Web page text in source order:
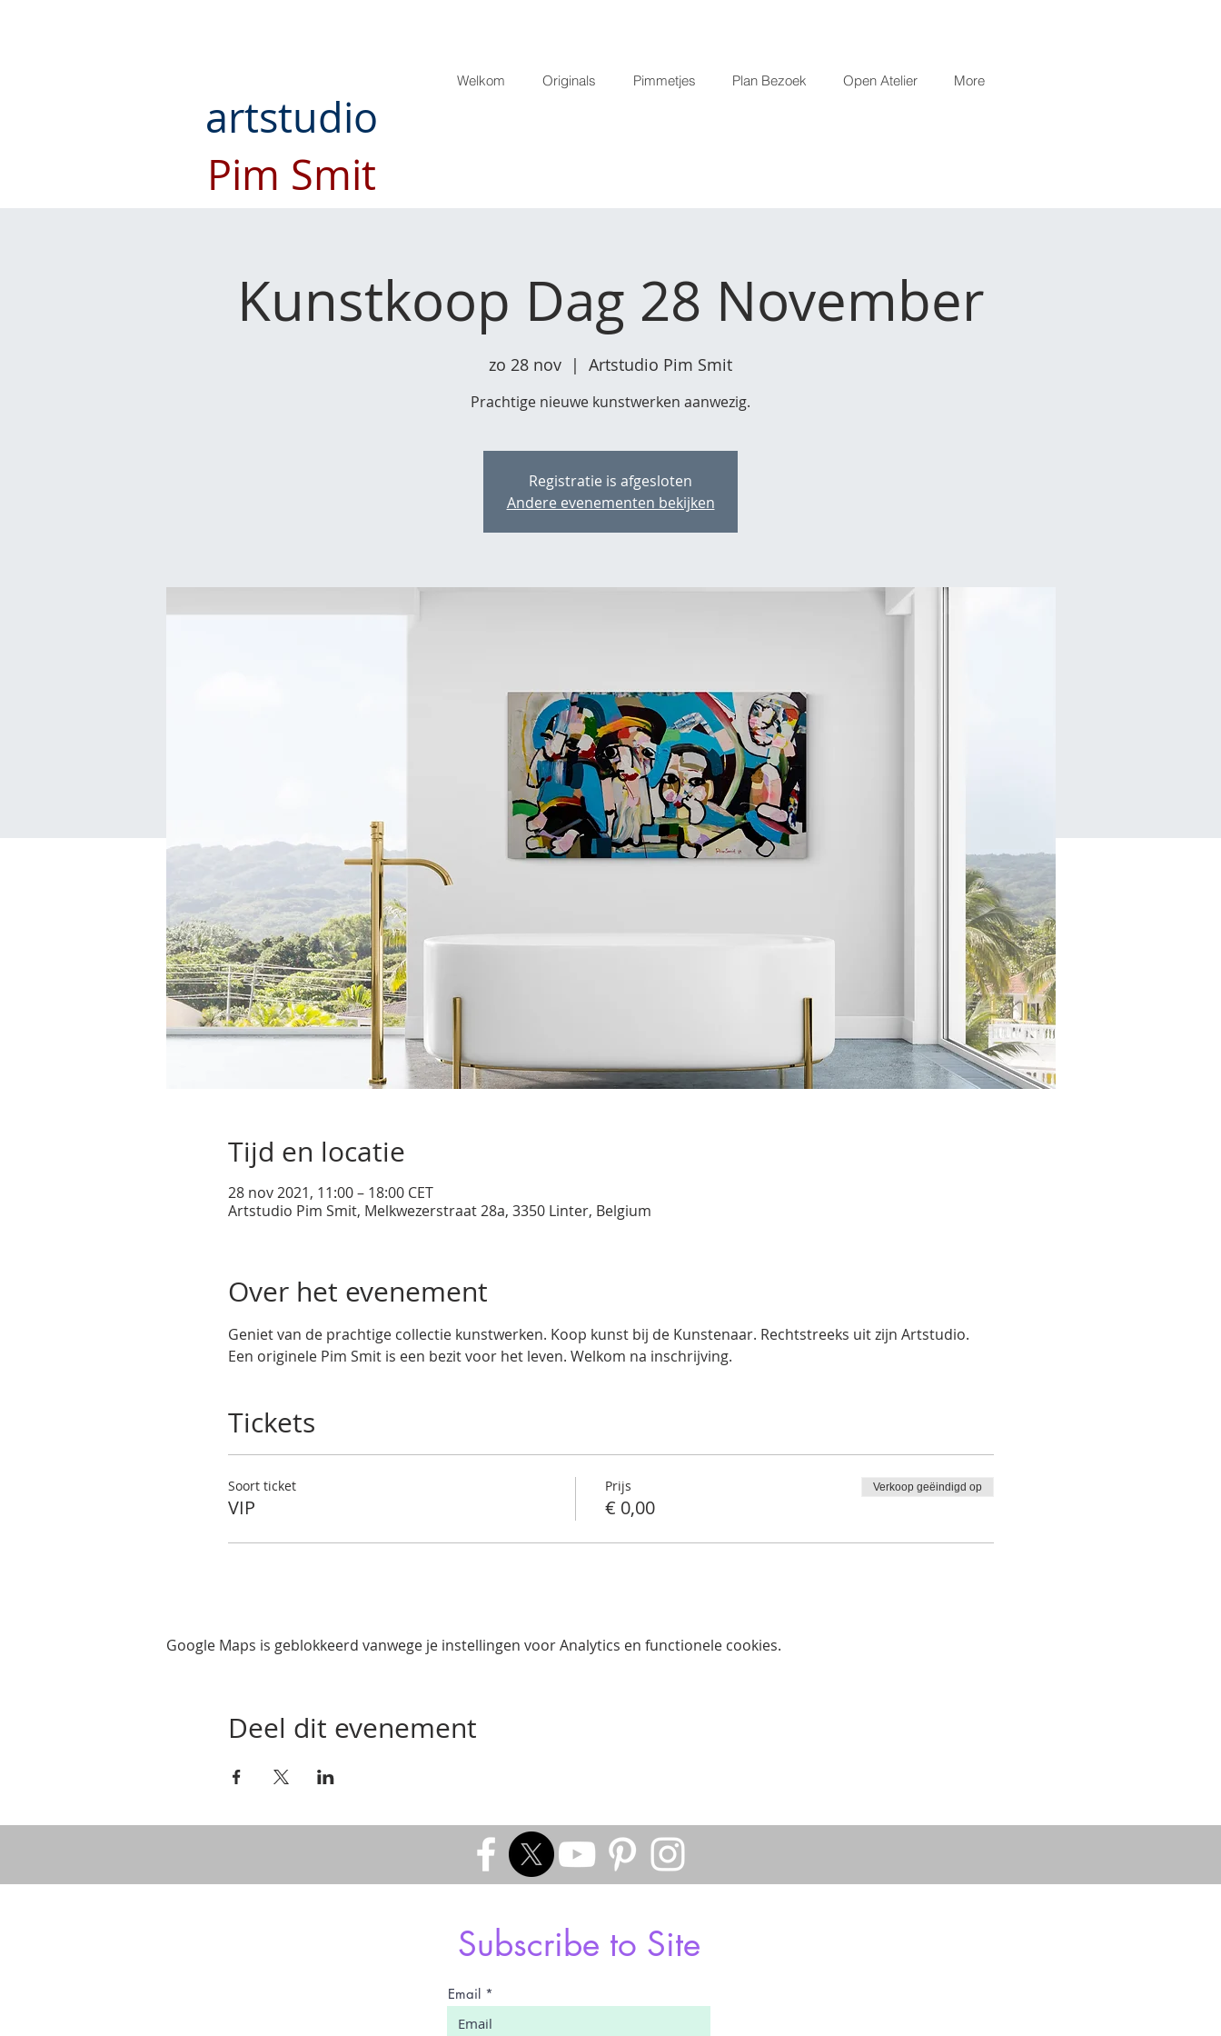
artstudio
Pim Smit
Welkom Originals Pimmetjes Plan Bezoek Open Atelier More
Kunstkoop Dag 28 November
zo 28 nov
  |
Artstudio Pim Smit
Prachtige nieuwe kunstwerken aanwezig.
Registratie is afgesloten
Andere evenementen bekijken
Tijd en locatie
28 nov 2021, 11:00 – 18:00 CET
Artstudio Pim Smit, Melkwezerstraat 28a, 3350 Linter, Belgium
Over het evenement
Geniet van de prachtige collectie kunstwerken. Koop kunst bij de Kunstenaar. Rechtstreeks uit zijn Artstudio.
Een originele Pim Smit is een bezit voor het leven. Welkom na inschrijving.
Tickets
Soort ticket
VIP
Prijs
€ 0,00
Verkoop geëindigd op
Google Maps is geblokkeerd vanwege je instellingen voor Analytics en functionele cookies.
Deel dit evenement
Subscribe to Site
Email